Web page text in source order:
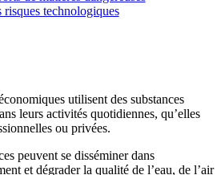
risques technologiques
utilisent des substances
leurs activités quotidiennes, qu’elles
ou privées.
peuvent se disséminer dans
et dégrader la qualité de l’eau, de l’air